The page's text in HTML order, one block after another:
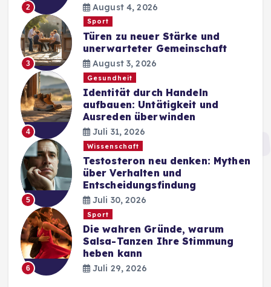
2 August 4, 2026
3
Sport
Türen zu neuer Stärke und
unerwarteter Gemeinschaft
August 3, 2026
4
Gesundheit
Identität durch Handeln
aufbauen: Untätigkeit und
Ausreden überwinden
Juli 31, 2026
5
Wissenschaft
Testosteron neu denken: Mythen
über Verhalten und
Entscheidungsfindung
Juli 30, 2026
6
Sport
Die wahren Gründe, warum
Salsa-Tanzen Ihre Stimmung
heben kann
Juli 29, 2026